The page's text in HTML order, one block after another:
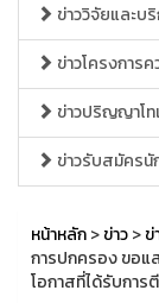
ข่าววิจัยและบ
ข่าวโครงการ
ข่าวปริญญาโ
ข่าวรับสมัครนั
หน้าหลัก>ข่าว>ข่
การปกครอง ขอแ
โอกาสที่ได้รับการ